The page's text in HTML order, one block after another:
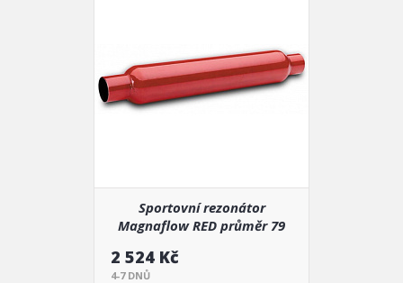
Sportovní rezonátor
Magnaflow RED průměr 79
2 524 Kč
4-7 DNŮ